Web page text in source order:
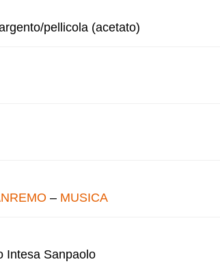
pellicola (acetato)
– MUSICA
Intesa Sanpaolo